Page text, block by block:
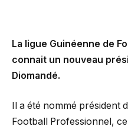
La ligue Guinéenne de
connait un nouveau
Diomandé.
Il a été nommé président
Football Professionnel,